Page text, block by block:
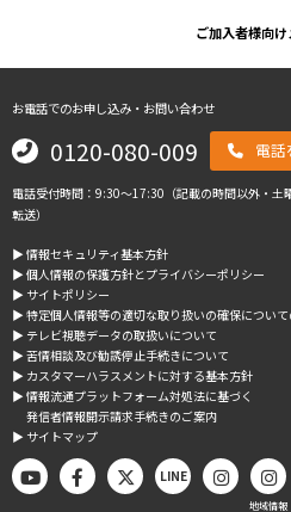
ご加入者様向
お電話でのお申し込み・お問い合わせ
0120-080-009 電話
電話受付時間：9:30～17:30（記載の時間以外・土
転送）
▶︎ 情報セキュリティ基本方針
▶︎ 個人情報の保護方針とプライバシーポリシー
▶︎ サイトポリシー
▶︎ 特定個人情報等の適切な取り扱いの確保につい
▶︎ テレビ視聴データの取扱いについて
▶︎ 苦情相談及び勧誘停止手続きについて
▶︎ カスタマーハラスメントに対する基本方針
▶︎ 情報流通プラットフォーム対処法に基づく
発信者情報開示請求手続きのご案内
▶︎ サイトマップ
LINE
地域情報